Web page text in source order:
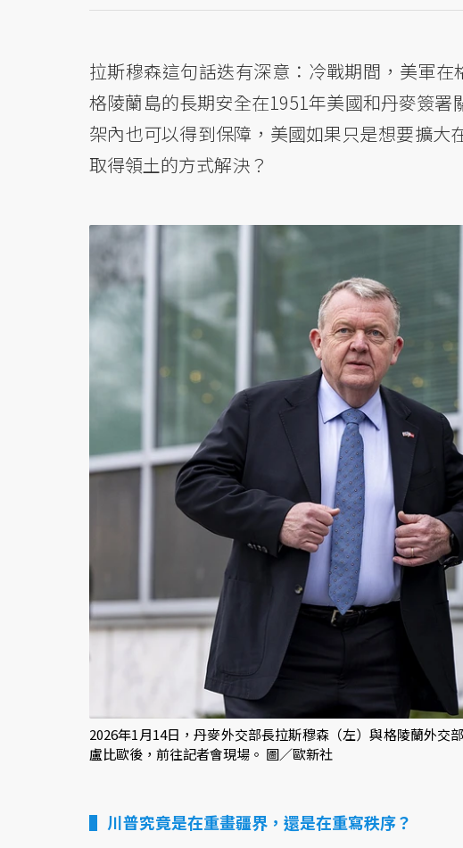
拉斯穆森這句話迭有深意：冷戰期間，美軍
格陵蘭島的長期安全在1951年美國和丹麥簽署
架內也可以得到保障，美國如果只是想要擴
取得領土的方式解決？
2026年1月14日，丹麥外交部長拉斯穆森（左）與格陵蘭外
盧比歐後，前往記者會現場。 圖／歐新社
川普究竟是在重畫疆界，還是在重寫秩序？